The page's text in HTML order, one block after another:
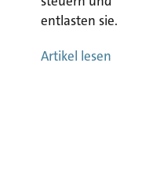
entlasten sie.
Artikel lesen